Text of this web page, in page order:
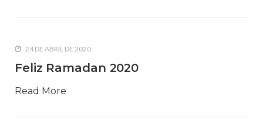
24 DE ABRIL DE 2020
Feliz Ramadan 2020
Read More